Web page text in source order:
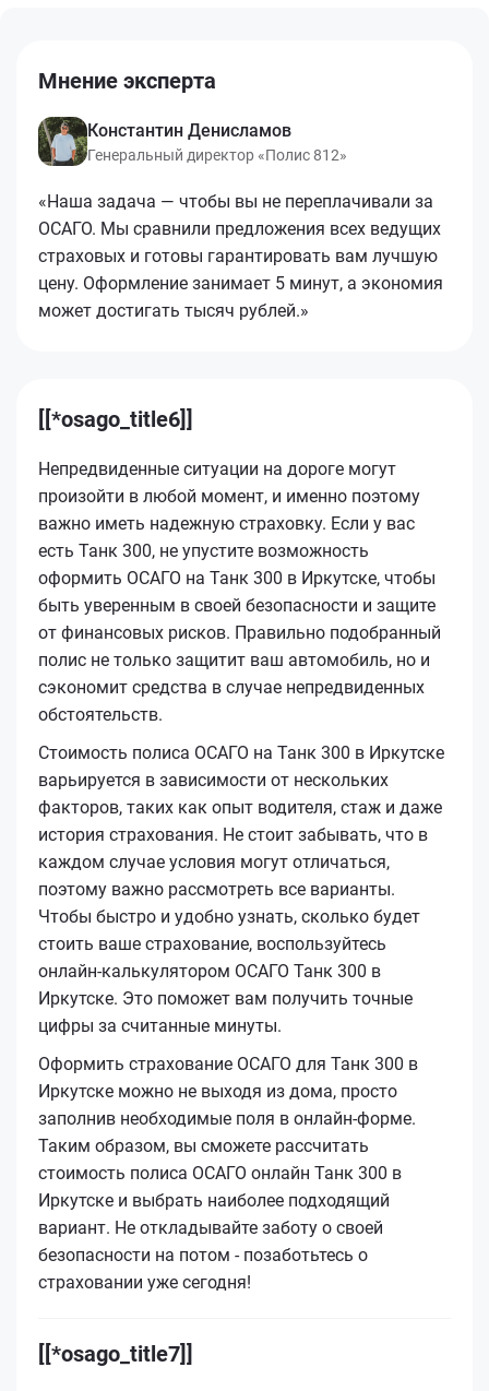
Мнение эксперта
Константин Денисламов
Генеральный директор «Полис 812»
«Наша задача — чтобы вы не переплачивали за
ОСАГО. Мы сравнили предложения всех ведущих
страховых и готовы гарантировать вам лучшую
цену. Оформление занимает 5 минут, а экономия
может достигать тысяч рублей.»
[[*osago_title6]]
Непредвиденные ситуации на дороге могут
произойти в любой момент, и именно поэтому
важно иметь надежную страховку. Если у вас
есть Танк 300, не упустите возможность
оформить ОСАГО на Танк 300 в Иркутске, чтобы
быть уверенным в своей безопасности и защите
от финансовых рисков. Правильно подобранный
полис не только защитит ваш автомобиль, но и
сэкономит средства в случае непредвиденных
обстоятельств.
Стоимость полиса ОСАГО на Танк 300 в Иркутске
варьируется в зависимости от нескольких
факторов, таких как опыт водителя, стаж и даже
история страхования. Не стоит забывать, что в
каждом случае условия могут отличаться,
поэтому важно рассмотреть все варианты.
Чтобы быстро и удобно узнать, сколько будет
стоить ваше страхование, воспользуйтесь
онлайн-калькулятором ОСАГО Танк 300 в
Иркутске. Это поможет вам получить точные
цифры за считанные минуты.
Оформить страхование ОСАГО для Танк 300 в
Иркутске можно не выходя из дома, просто
заполнив необходимые поля в онлайн-форме.
Таким образом, вы сможете рассчитать
стоимость полиса ОСАГО онлайн Танк 300 в
Иркутске и выбрать наиболее подходящий
вариант. Не откладывайте заботу о своей
безопасности на потом - позаботьтесь о
страховании уже сегодня!
[[*osago_title7]]